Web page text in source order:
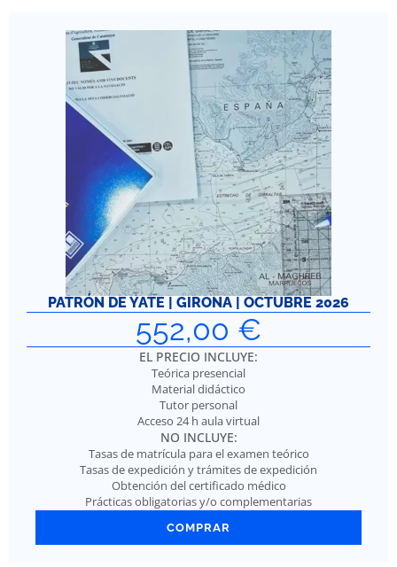
PATRÓN DE YATE | GIRONA | OCTUBRE 2026
552,00 €
EL PRECIO INCLUYE:
Teórica presencial
Material didáctico
Tutor personal
Acceso 24 h aula virtual
NO INCLUYE:
Tasas de matrícula para el examen teórico
Tasas de expedición y trámites de expedición
Obtención del certificado médico
Prácticas obligatorias y/o complementarias
COMPRAR